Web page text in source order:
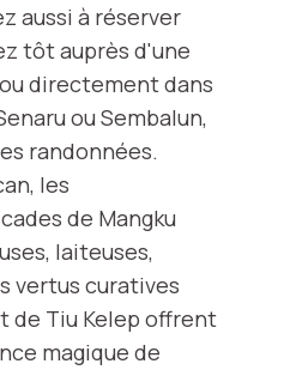
aussi à réserver
tôt auprès d'une
directement dans
ou Sembalun,
randonnées.
les
de Mangku
laiteuses,
vertus curatives
de Tiu Kelep offrent
magique de